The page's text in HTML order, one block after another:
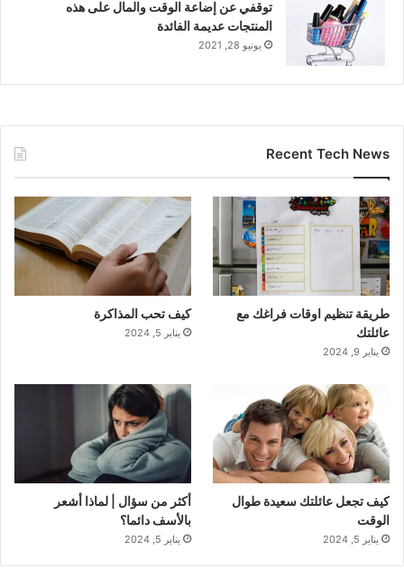
توقفي عن إضاعة الوقت والمال على هذه
المنتجات عديمة الفائدة
يونيو 28, 2021
Recent Tech News
طريقة تنظيم اوقات فراغك مع
عائلتك
يناير 9, 2024
كيف تحب المذاكرة
يناير 5, 2024
كيف تجعل عائلتك سعيدة طوال
الوقت
يناير 5, 2024
أكثر من سؤال | لماذا أشعر
بالأسف دائما؟
يناير 5, 2024